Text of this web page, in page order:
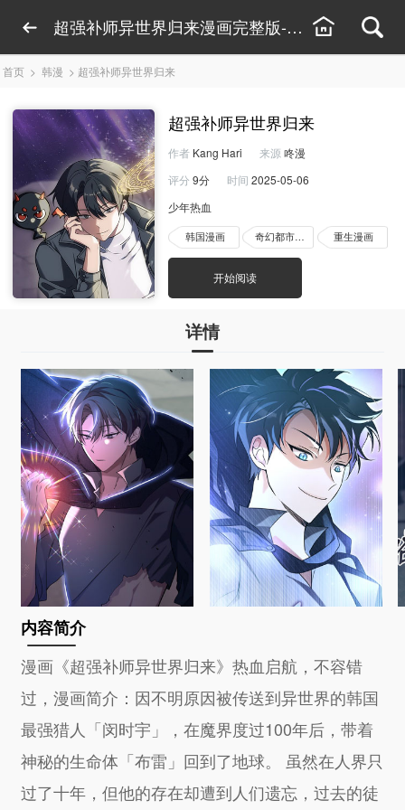
超强补师异世界归来漫画完整版-超强补师异世
首页 > 韩漫 > 超强补师异世界归来
超强补师异世界归来
作者 Kang Hari 来源 咚漫
评分 9分 时间 2025-05-06
少年热血
韩国漫画 奇幻都市漫画 重生漫画
开始阅读
详情
内容简介
漫画《超强补师异世界归来》热血启航，不容错
过，漫画简介：因不明原因被传送到异世界的韩国
最强猎人「闵时宇」，在魔界度过100年后，带着
神秘的生命体「布雷」回到了地球。 虽然在人界只
过了十年，但他的存在却遭到人们遗忘，过去的徒